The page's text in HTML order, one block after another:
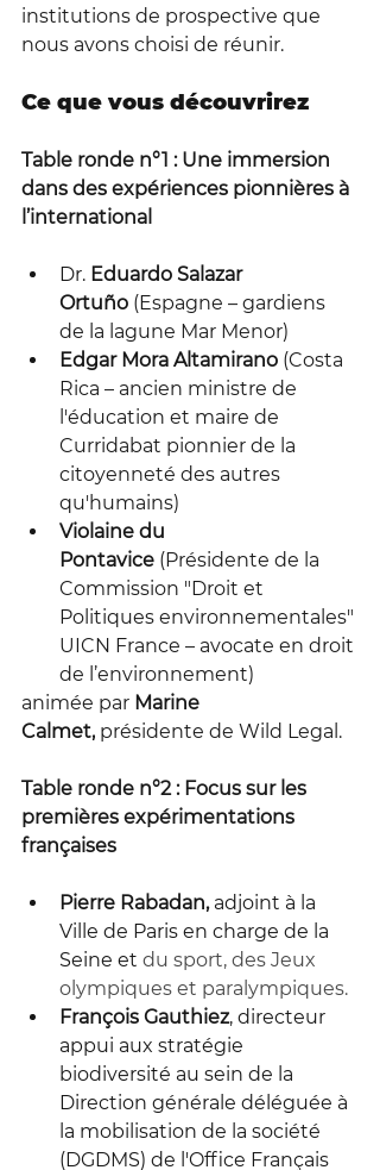
institutions de prospective que
nous avons choisi de réunir.
Ce que vous découvrirez
Table ronde n°1 : Une immersion
dans des expériences pionnières à
l’international
Dr. Eduardo Salazar
Ortuño (Espagne – gardiens
de la lagune Mar Menor)
Edgar Mora Altamirano (Costa
Rica – ancien ministre de
l'éducation et maire de
Curridabat pionnier de la
citoyenneté des autres
qu'humains)
Violaine du
Pontavice (Présidente de la
Commission "Droit et
Politiques environnementales"
UICN France – avocate en droit
de l’environnement)
animée par Marine
Calmet, présidente de Wild Legal.
Table ronde n°2 : Focus sur les
premières expérimentations
françaises
Pierre Rabadan, adjoint à la
Ville de Paris en charge de la
Seine et du sport, des Jeux
olympiques et paralympiques.
François Gauthiez, directeur
appui aux stratégie
biodiversité au sein de la
Direction générale déléguée à
la mobilisation de la société
(DGDMS) de l'Office Français